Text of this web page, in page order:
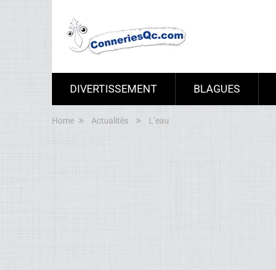
DIVERTISSEMENT BLAGUES
Home Actualités L’eau